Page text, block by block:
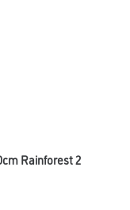
Rainforest 2